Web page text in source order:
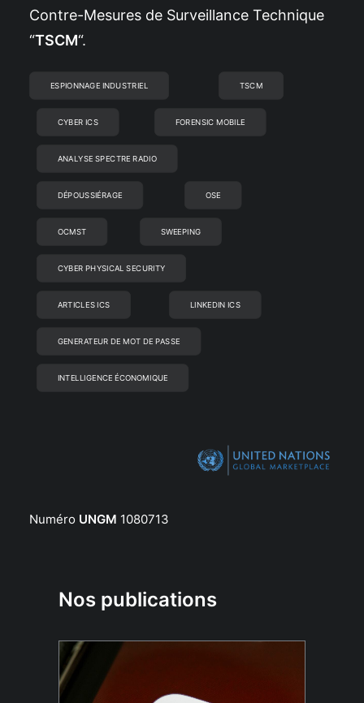
Contre-Mesures de Surveillance Technique
“TSCM“.
ESPIONNAGE INDUSTRIEL TSCM
CYBER ICS FORENSIC MOBILE
ANALYSE SPECTRE RADIO
DÉPOUSSIÉRAGE OSE
OCMST SWEEPING
CYBER PHYSICAL SECURITY
ARTICLES ICS LINKEDIN ICS
GENERATEUR DE MOT DE PASSE
INTELLIGENCE ÉCONOMIQUE
Numéro UNGM 1080713
Nos publications